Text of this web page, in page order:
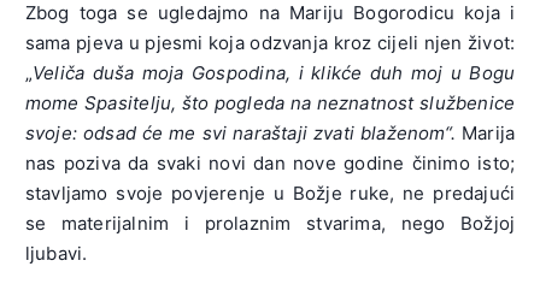
Zbog toga se ugledajmo na Mariju Bogorodicu koja i
sama pjeva u pjesmi koja odzvanja kroz cijeli njen život:
„Veliča duša moja Gospodina, i klikće duh moj u Bogu
mome Spasitelju, što pogleda na neznatnost službenice
svoje: odsad će me svi naraštaji zvati blaženom“. Marija
nas poziva da svaki novi dan nove godine činimo isto;
stavljamo svoje povjerenje u Božje ruke, ne predajući
se materijalnim i prolaznim stvarima, nego Božjoj
ljubavi.